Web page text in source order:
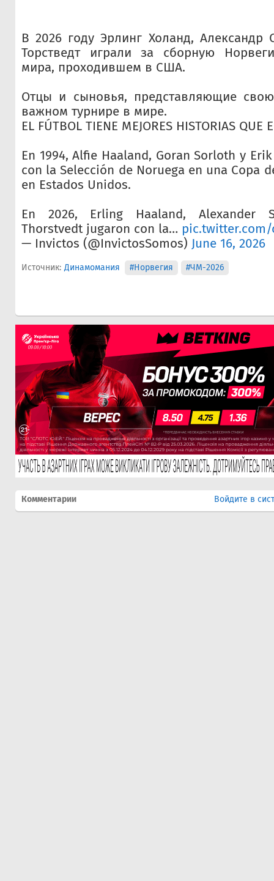
В 2026 году Эрлинг Холанд, Александр
Торстведт играли за сборную
мира, проходившем в США.
Отцы и сыновья, представляющие
важном турнире в мире.
EL FÚTBOL TIENE MEJORES HISTORIAS QUE
En 1994, Alfie Haaland, Goran Sorloth y
con la Selección de Noruega en una Copa
en Estados Unidos.
En 2026, Erling Haaland, Alexander
Thorstvedt jugaron con la… pic.twitter.com/
— Invictos (@InvictosSomos) June 16, 2026
Источник: Динамомания #Норвегия #ЧМ-2026
Комментарии Войдите в